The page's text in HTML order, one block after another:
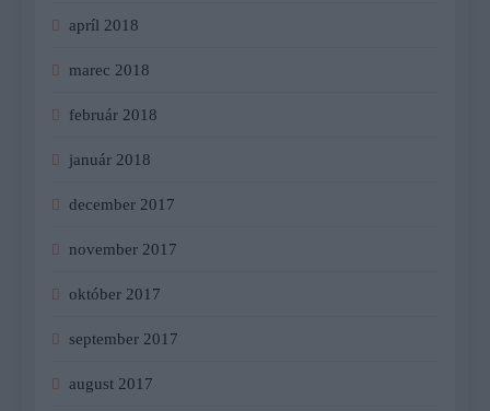
apríl 2018
marec 2018
február 2018
január 2018
december 2017
november 2017
október 2017
september 2017
august 2017